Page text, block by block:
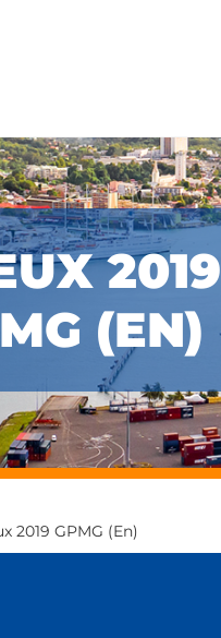
2019
(EN)
2019 GPMG (En)